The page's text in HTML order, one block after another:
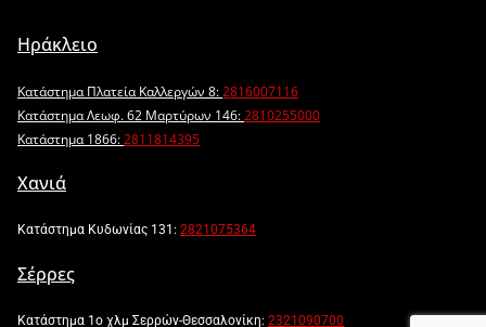
Ηράκλειο
Κατάστημα Πλατεία Καλλεργών 8:2816007116
Κατάστημα Λεωφ. 62 Μαρτύρων 146:2810255000
Κατάστημα 1866:2811814395
Χανιά
Κατάστημα Κυδωνίας 131: 2821075364
Σέρρες
Κατάστημα 1ο χλμ Σερρών-Θεσσαλονίκη: 2321090700